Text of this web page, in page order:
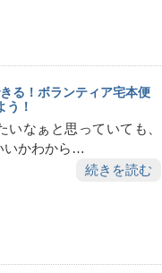
る！ボランティア宅本便
う！
いなぁと思っていても、
いかわから…
続きを読む